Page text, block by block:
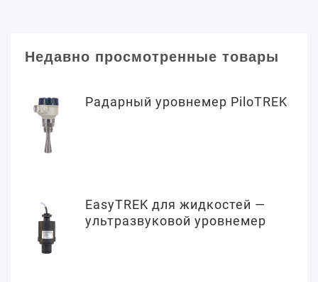
Недавно просмотренные товары
Радарный уровнемер PiloTREK
EasyTREK для жидкостей —
ультразвуковой уровнемер